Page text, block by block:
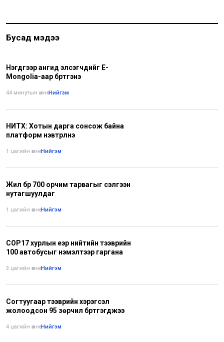
Бусад мэдээ
Нэгдүгээр ангид элсэгчдийг E-
Mongolia-аар бүртгэнэ
44 минутын өмнө•Нийгэм
НИТХ: Хотын дарга сонсож байна
платформ нэвтрүүлнэ
1 цагийн өмнө•Нийгэм
Жил бүр 700 орчим тарвагыг сэлгээн
нутагшуулдаг
1 цагийн өмнө•Нийгэм
СОР17 хурлын үеэр нийтийн тээврийн
100 автобусыг нэмэлтээр гаргана
3 цагийн өмнө•Нийгэм
Согтуугаар тээврийн хэрэгсэл
жолоодсон 95 зөрчил бүртгэгджээ
4 цагийн өмнө•Нийгэм